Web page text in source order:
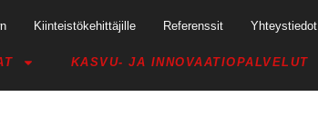
Kiinteistökehittäjille Referenssit Yhteystiedot
KASVU- JA INNOVAATIOPALVELUT